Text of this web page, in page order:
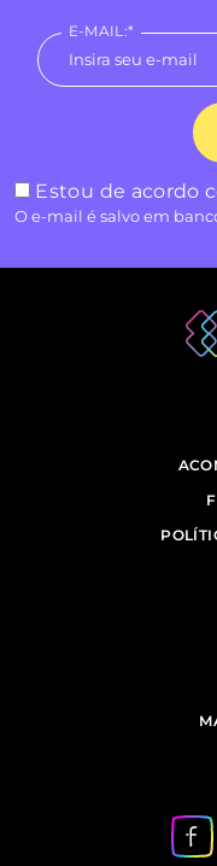
E-MAIL:*
Estou de acordo
O e-mail é salvo em